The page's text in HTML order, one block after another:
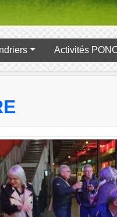
Activités